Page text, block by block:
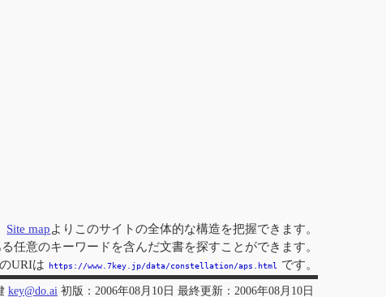
Site mapよりこのサイトの全体的な構造を把握できます。
任意のキーワードを含んだ文書を探すことができます。
URIは
https://www.7key.jp/data/constellation/aps.html です。
key@do.ai 初版：2006年08月10日 最終更新：2006年08月10日